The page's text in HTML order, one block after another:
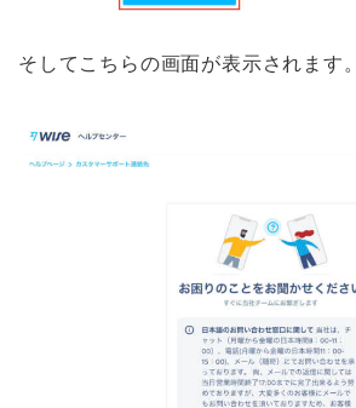
そしてこちらの画面が表示されます。